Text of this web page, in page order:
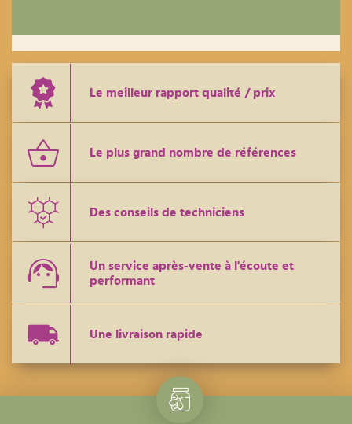
Le meilleur rapport qualité / prix
Le plus grand nombre de références
Des conseils de techniciens
Un service après-vente à l'écoute et
performant
Une livraison rapide